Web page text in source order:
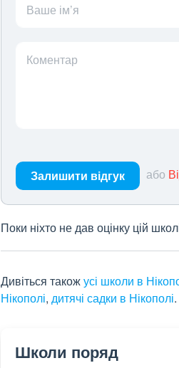
Ваше ім’я
Коментар
Залишити відгук або
Поки ніхто не дав оцінку цій
Дивіться такожусі школи в
Нікополі, дитячі садки в Нікополі.
Школи поряд